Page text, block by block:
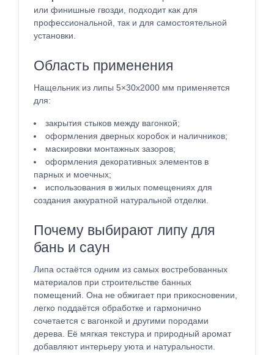
или финишные гвозди, подходит как для
профессиональной, так и для самостоятельной
установки.
Область применения
Нащельник из липы 5×30x2000 мм применяется
для:
закрытия стыков между вагонкой;
оформления дверных коробок и наличников;
маскировки монтажных зазоров;
оформления декоративных элементов в
парных и моечных;
использования в жилых помещениях для
создания аккуратной натуральной отделки.
Почему выбирают липу для
бань и саун
Липа остаётся одним из самых востребованных
материалов при строительстве банных
помещений. Она не обжигает при прикосновении,
легко поддаётся обработке и гармонично
сочетается с вагонкой и другими породами
дерева. Её мягкая текстура и природный аромат
добавляют интерьеру уюта и натуральности.